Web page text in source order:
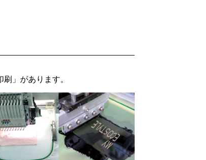
刷 」があります。